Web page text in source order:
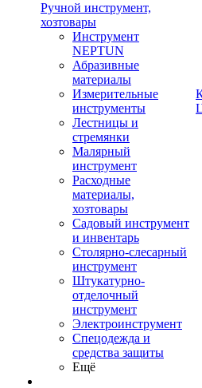
Ручной инструмент,
хозтовары
Инструмент
NEPTUN
Абразивные
материалы
Измерительные
инструменты
Лестницы и
стремянки
Малярный
инструмент
Расходные
материалы,
хозтовары
Садовый инструмент
и инвентарь
Столярно-слесарный
инструмент
Штукатурно-
отделочный
инструмент
Электроинструмент
Спецодежда и
средства защиты
Ещё